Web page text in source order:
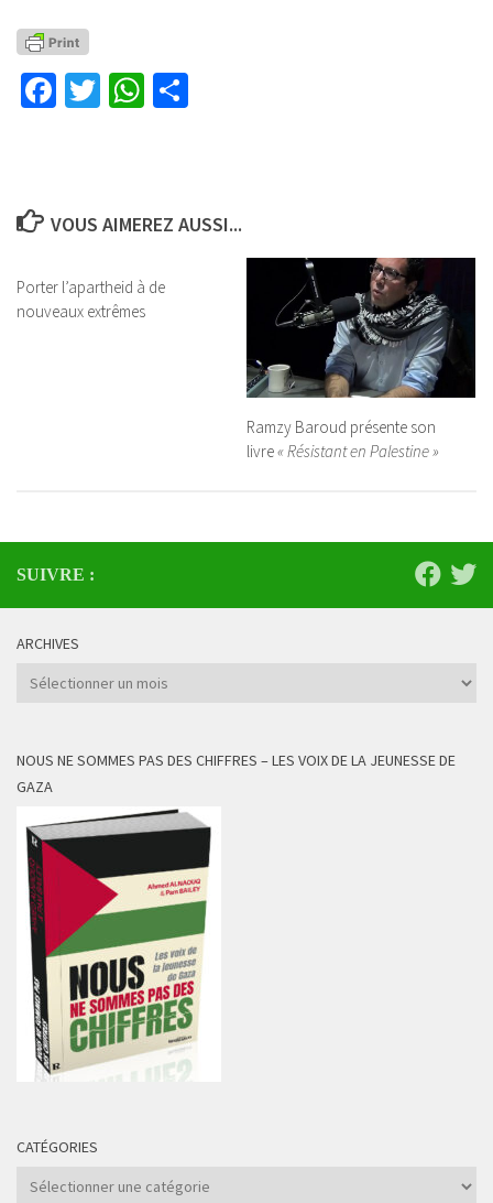
Facebook
TwitterWhatsApp
VOUS AIMEREZ AUSSI...
Porter l’apartheid à de
nouveaux extrêmes
Ramzy Baroud présente son
livre« Résistant en Palestine »
SUIVRE :
ARCHIVES
Archives
NOUS NE SOMMES PAS DES CHIFFRES – LES VOIX DE LA JEUNESSE DE
GAZA
CATÉGORIES
Catégories